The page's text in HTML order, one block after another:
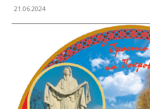
21.06.2024